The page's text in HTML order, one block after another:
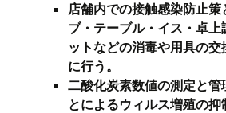
店舗内での接触感染防止策
ブ・テーブル・イス・卓
ットなどの消毒や用具の
に行う。
二酸化炭素数値の測定と管
とによるウィルス増殖の抑